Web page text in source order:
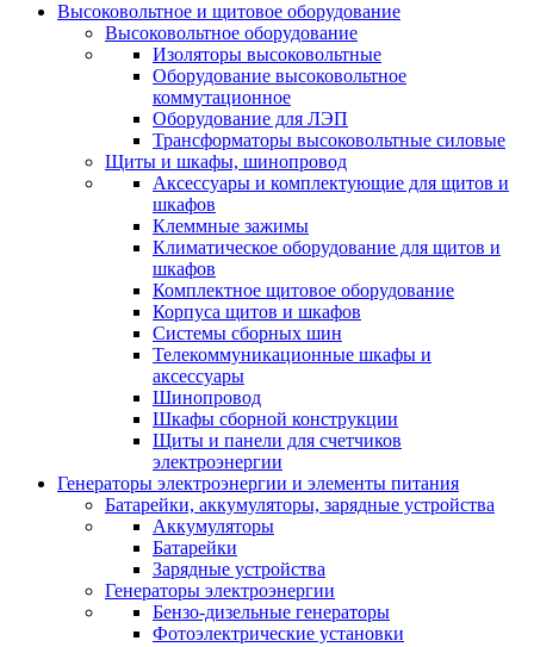
Высоковольтное и щитовое оборудование
Высоковольтное оборудование
Изоляторы высоковольтные
Оборудование высоковольтное
коммутационное
Оборудование для ЛЭП
Трансформаторы высоковольтные силовые
Щиты и шкафы, шинопровод
Аксессуары и комплектующие для щитов и
шкафов
Клеммные зажимы
Климатическое оборудование для щитов и
шкафов
Комплектное щитовое оборудование
Корпуса щитов и шкафов
Системы сборных шин
Телекоммуникационные шкафы и
аксессуары
Шинопровод
Шкафы сборной конструкции
Щиты и панели для счетчиков
электроэнергии
Генераторы электроэнергии и элементы питания
Батарейки, аккумуляторы, зарядные устройства
Аккумуляторы
Батарейки
Зарядные устройства
Генераторы электроэнергии
Бензо-дизельные генераторы
Фотоэлектрические установки